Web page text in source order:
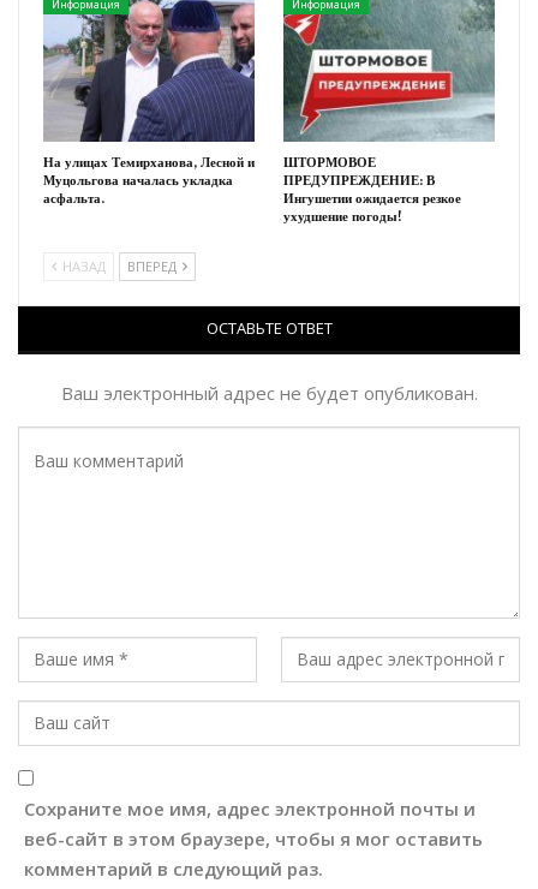
Информация
На улицах Темирханова, Лесной и
Муцольгова началась укладка
асфальта.
Информация
ШТОРМОВОЕ
ПРЕДУПРЕЖДЕНИЕ: В
Ингушетии ожидается резкое
ухудшение погоды!
НАЗАД ВПЕРЕД
ОСТАВЬТЕ ОТВЕТ
Ваш электронный адрес не будет опубликован.
Сохраните мое имя, адрес электронной почты и
веб-сайт в этом браузере, чтобы я мог оставить
комментарий в следующий раз.